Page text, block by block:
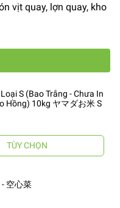
vịt quay, lợn quay, kho
S (Bao Trắng - Chưa In
Hồng) 10kg ヤマダお米 S
TÙY CHỌN
空心菜